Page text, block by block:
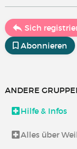
Sich
Abonnieren
ANDERE
Hilfe & Infos
Alles über